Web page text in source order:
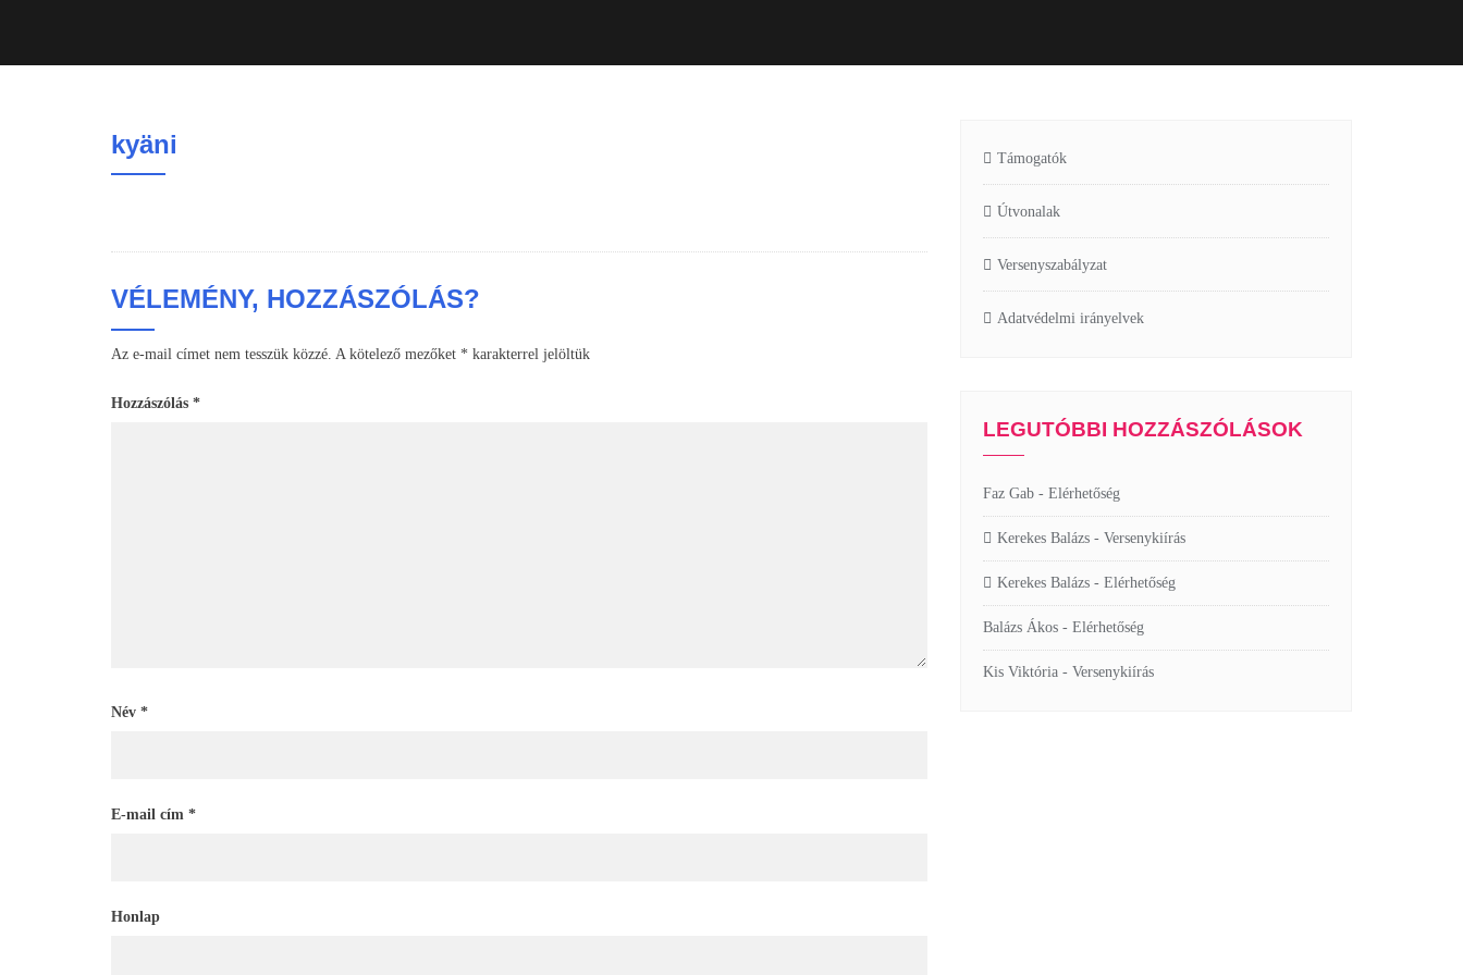
kyäni
VÉLEMÉNY, HOZZÁSZÓLÁS?
Az e-mail címet nem tesszük közzé. A kötelező mezőket * karakterrel jelöltük
Hozzászólás *
Név *
E-mail cím *
Honlap
Támogatók
Útvonalak
Versenyszabályzat
Adatvédelmi irányelvek
LEGUTÓBBI HOZZÁSZÓLÁSOK
Faz Gab - Elérhetőség
Kerekes Balázs - Versenykiírás
Kerekes Balázs - Elérhetőség
Balázs Ákos - Elérhetőség
Kis Viktória - Versenykiírás